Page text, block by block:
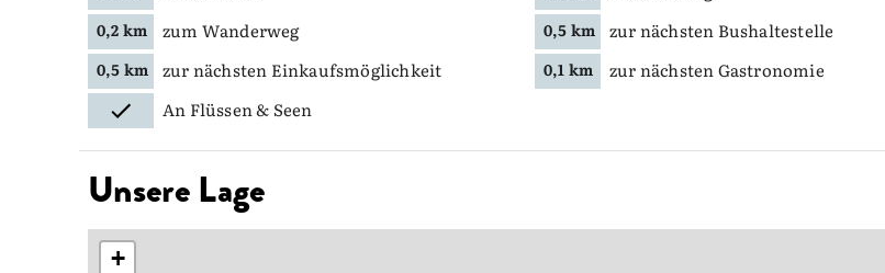
0,2 km zum Wanderweg 0,5 km zur nächsten Bushaltestelle
0,5 km zur nächsten Einkaufsmöglichkeit 0,1 km
zur nächsten Gastronomie
An Flüssen & Seen
Unsere Lage
+